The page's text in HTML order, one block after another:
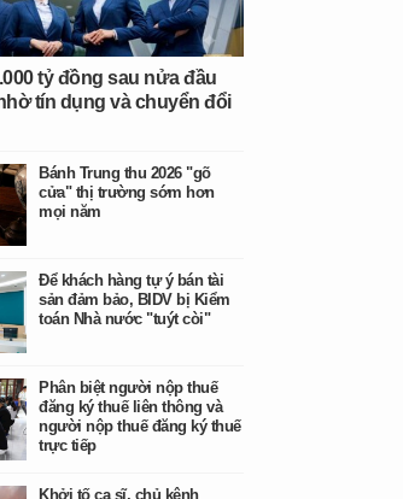
tỷ đồng sau nửa đầu
tín dụng và chuyển đổi
Bánh Trung thu 2026 "gõ
cửa" thị trường sớm hơn
mọi năm
Để khách hàng tự ý bán tài
sản đảm bảo, BIDV bị Kiểm
toán Nhà nước "tuýt còi"
Phân biệt người nộp thuế
đăng ký thuế liên thông và
người nộp thuế đăng ký thuế
trực tiếp
Khởi tố ca sĩ, chủ kênh